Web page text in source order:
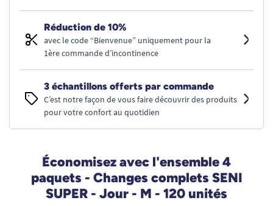
Réduction de 10%
avec le code “Bienvenue” uniquement pour la
1ère commande d’incontinence
3 échantillons offerts par commande
C’est notre façon de vous faire découvrir des produits
pour votre confort au quotidien
Économisez avec l'ensemble 4
paquets - Changes complets SENI
SUPER - Jour - M - 120 unités